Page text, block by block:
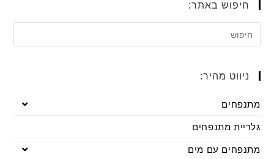
חיפוש באתר:
ניווט מהיר:
מתנפחים
גלריית מתנפחים
מתנפחים עם מים